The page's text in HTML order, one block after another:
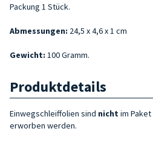
Packung 1 Stück.
Abmessungen: 24,5 x 4,6 x 1 cm
Gewicht: 100 Gramm.
Produktdetails
Einwegschleiffolien sind nicht im Paket
erworben werden.